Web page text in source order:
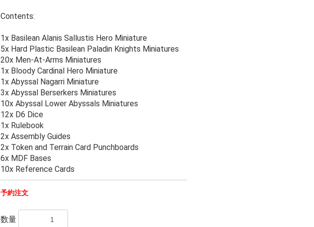
Contents:
1x Basilean Alanis Sallustis Hero Miniature
5x Hard Plastic Basilean Paladin Knights Miniatures
20x Men-At-Arms Miniatures
1x Bloody Cardinal Hero Miniature
1x Abyssal Nagarri Miniature
3x Abyssal Berserkers Miniatures
10x Abyssal Lower Abyssals Miniatures
12x D6 Dice
1x Rulebook
2x Assembly Guides
2x Token and Terrain Card Punchboards
6x MDF Bases
10x Reference Cards
予約注文
数量